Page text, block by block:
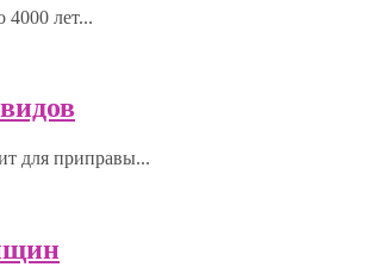
4000 лет...
для приправы...